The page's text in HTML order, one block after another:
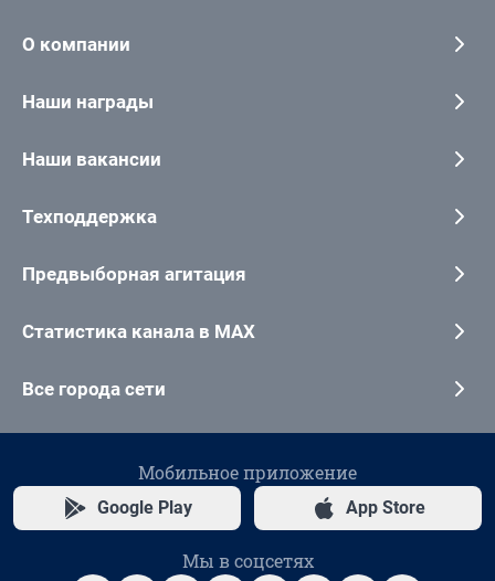
О компании
Наши награды
Наши вакансии
Техподдержка
Предвыборная агитация
Статистика канала в MAX
Все города сети
Мобильное приложение
Google Play App Store
Мы в соцсетях